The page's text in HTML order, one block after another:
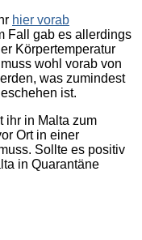
hier vorab
Fall gab es allerdings
Körpertemperatur
wohl vorab von
was zumindest
ist.
ihr in Malta zum
Ort in einer
Sollte es positiv
in Quarantäne